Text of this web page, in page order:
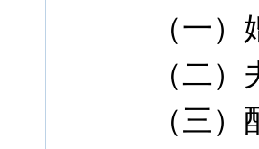
（一
（二）
（三